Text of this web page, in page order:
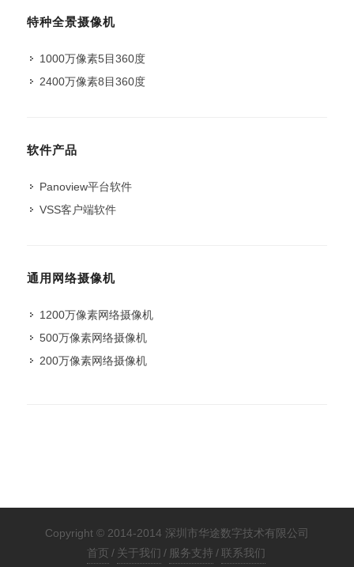
特种全景摄像机
1000万像素5目360度
2400万像素8目360度
软件产品
Panoview平台软件
VSS客户端软件
通用网络摄像机
1200万像素网络摄像机
500万像素网络摄像机
200万像素网络摄像机
Copyright © 2014-2014 深圳市华途数字技术有限公司
首页 / 关于我们 / 服务支持 / 联系我们